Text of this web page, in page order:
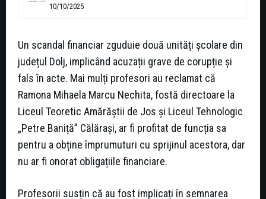
10/10/2025
Un scandal financiar zguduie două unități școlare din
județul Dolj, implicând acuzații grave de corupție și
fals în acte. Mai mulți profesori au reclamat că
Ramona Mihaela Marcu Nechita, fostă directoare la
Liceul Teoretic Amărăștii de Jos și Liceul Tehnologic
„Petre Baniță” Călărași, ar fi profitat de funcția sa
pentru a obține împrumuturi cu sprijinul acestora, dar
nu ar fi onorat obligațiile financiare.
Profesorii susțin că au fost implicați în semnarea